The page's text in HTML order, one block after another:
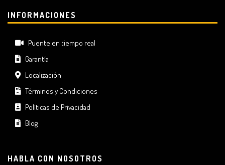
INFORMACIONES
Puente en tiempo real
Garantía
Localización
Términos y Condiciones
Políticas de Privacidad
Blog
HABLA CON NOSOTROS